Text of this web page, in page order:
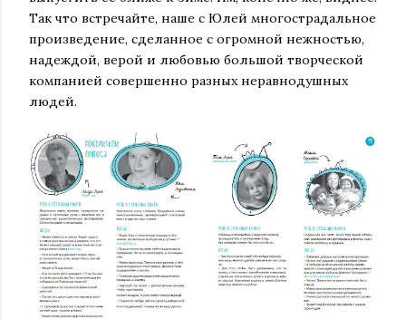
Так что встречайте, наше с Юлей многострадальное
произведение, сделанное с огромной нежностью,
надеждой, верой и любовью большой творческой
компанией совершенно разных неравнодушных
людей.